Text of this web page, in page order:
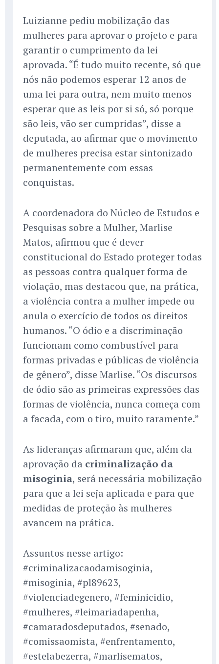
Luizianne pediu mobilização das
mulheres para aprovar o projeto e para
garantir o cumprimento da lei
aprovada. “É tudo muito recente, só que
nós não podemos esperar 12 anos de
uma lei para outra, nem muito menos
esperar que as leis por si só, só porque
são leis, vão ser cumpridas”, disse a
deputada, ao afirmar que o movimento
de mulheres precisa estar sintonizado
permanentemente com essas
conquistas.
A coordenadora do Núcleo de Estudos e
Pesquisas sobre a Mulher, Marlise
Matos, afirmou que é dever
constitucional do Estado proteger todas
as pessoas contra qualquer forma de
violação, mas destacou que, na prática,
a violência contra a mulher impede ou
anula o exercício de todos os direitos
humanos. “O ódio e a discriminação
funcionam como combustível para
formas privadas e públicas de violência
de gênero”, disse Marlise. “Os discursos
de ódio são as primeiras expressões das
formas de violência, nunca começa com
a facada, com o tiro, muito raramente.”
As lideranças afirmaram que, além da
aprovação da criminalização da
misoginia, será necessária mobilização
para que a lei seja aplicada e para que
medidas de proteção às mulheres
avancem na prática.
Assuntos nesse artigo:
#criminalizacaodamisoginia,
#misoginia, #pl89623,
#violenciadegenero, #feminicidio,
#mulheres, #leimariadapenha,
#camaradosdeputados, #senado,
#comissaomista, #enfrentamento,
#estelabezerra, #marlisematos,